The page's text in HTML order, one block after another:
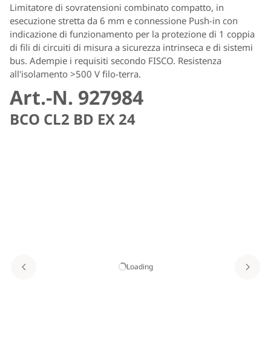
Limitatore di sovratensioni combinato compatto, in
esecuzione stretta da 6 mm e connessione Push-in con
indicazione di funzionamento per la protezione di 1 coppia
di fili di circuiti di misura a sicurezza intrinseca e di sistemi
bus. Adempie i requisiti secondo FISCO. Resistenza
all'isolamento >500 V filo-terra.
Art.-N. 927984
BCO CL2 BD EX 24
Loading